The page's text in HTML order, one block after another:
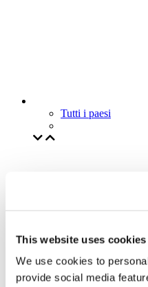
This website uses cookies
We use cookies to
provide social media
Tutti i paesi